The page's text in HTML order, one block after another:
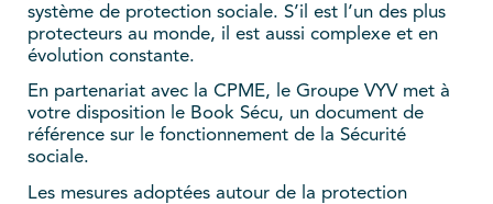
système de protection sociale. S’il est l’un des plus
protecteurs au monde, il est aussi complexe et en
évolution constante.
En partenariat avec la CPME, le Groupe VYV met à
votre disposition le Book Sécu, un document de
référence sur le fonctionnement de la Sécurité
sociale.
Les mesures adoptées autour de la protection